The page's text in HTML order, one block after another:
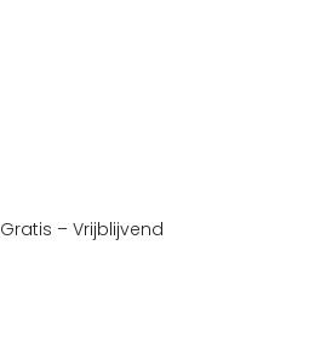
Gratis – Vrijblijvend